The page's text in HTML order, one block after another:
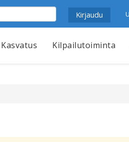
Kasvatus Kilpailutoiminta